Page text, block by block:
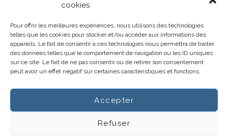
cookies
Pour offrir les meilleures expériences, nous utilisons des technologies
telles que les cookies pour stocker et/ou accéder aux informations des
appareils. Le fait de consentir à ces technologies nous permettra de traiter
des données telles que le comportement de navigation ou les ID uniques
sur ce site. Le fait de ne pas consentir ou de retirer son consentement
peut avoir un effet négatif sur certaines caractéristiques et fonctions.
Accepter
Refuser
Actus